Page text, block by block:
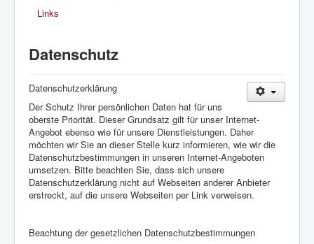
Links
Datenschutz
Datenschutzerklärung
Der Schutz Ihrer persönlichen Daten hat für uns
oberste Priorität. Dieser Grundsatz gilt für unser Internet-
Angebot ebenso wie für unsere Dienstleistungen. Daher
möchten wir Sie an dieser Stelle kurz informieren, wie wir die
Datenschutzbestimmungen in unseren Internet-Angeboten
umsetzen. Bitte beachten Sie, dass sich unsere
Datenschutzerklärung nicht auf Webseiten anderer Anbieter
erstreckt, auf die unsere Webseiten per Link verweisen.
Beachtung der gesetzlichen Datenschutzbestimmungen